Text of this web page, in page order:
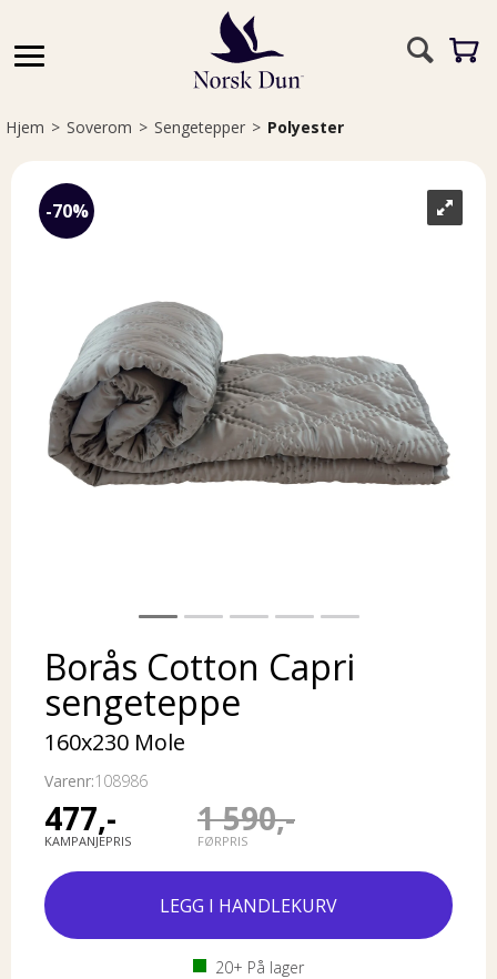
Hjem>Soverom>Sengetepper>Polyester
70%
Borås Cotton Capri
sengeteppe
160x230 Mole
Varenr:108986
477,-
KAMPANJEPRIS
1 590,-
FØRPRIS
20+ På lager